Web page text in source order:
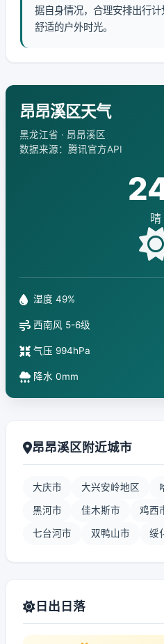
据自身情况，合理安排出行
舒适的户外时光。
昂昂溪区天气
黑龙江省 · 昂昂溪区
数据来源：腾讯官方API
晴
湿度 49%
西南风 5-6级
气压 994hPa
降水 0mm
昂昂溪区附近城市
大庆市 大兴安岭地区
黑河市 佳木斯市 鸡西
七台河市 双鸭山市 绥
日出日落